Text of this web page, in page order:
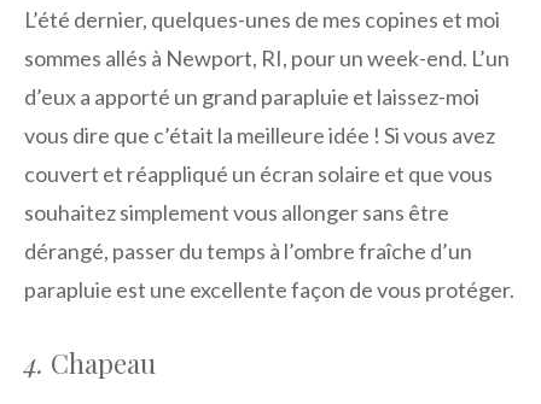
L’été dernier, quelques-unes de mes copines et moi
sommes allés à Newport, RI, pour un week-end. L’un
d’eux a apporté un grand parapluie et laissez-moi
vous dire que c’était la meilleure idée ! Si vous avez
couvert et réappliqué un écran solaire et que vous
souhaitez simplement vous allonger sans être
dérangé, passer du temps à l’ombre fraîche d’un
parapluie est une excellente façon de vous protéger.
4. Chapeau